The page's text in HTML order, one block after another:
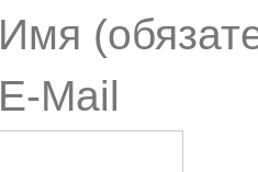
Имя
E-Mail